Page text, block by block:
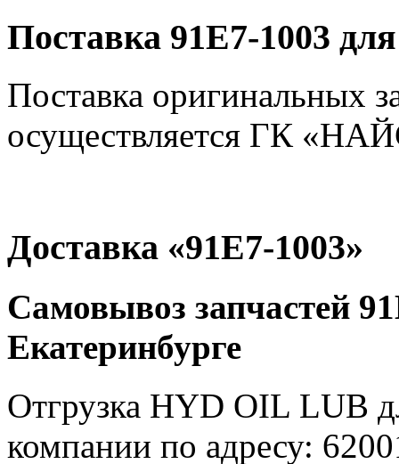
Поставка 91E7-1003
Поставка оригинальных
осуществляется ГК
Доставка «91E7-1003»
Самовывоз запчастей
Екатеринбурге
Отгрузка HYD OIL LUB
компании по адресу: